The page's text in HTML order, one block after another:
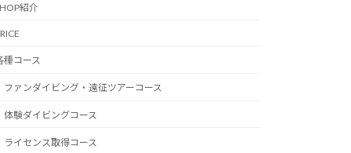
紹介
種コース
ファンダイビング・遠征ツアーコース
体験ダイビングコース
ライセンス取得コース